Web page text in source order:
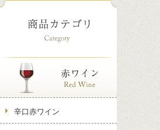
辛口赤ワイン